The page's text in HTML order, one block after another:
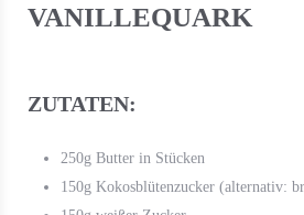
VANILLEQUARK
ZUTATEN:
250g Butter in Stücken
150g Kokosblütenzucker (alternativ: